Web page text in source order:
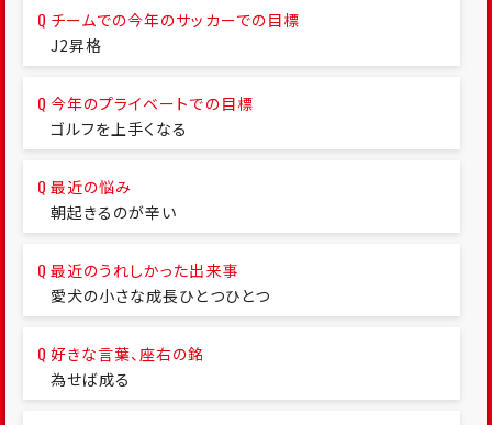
チームでの今年のサッカーでの目標
J2昇格
今年のプライベートでの目標
ゴルフを上手くなる
最近の悩み
朝起きるのが辛い
最近のうれしかった出来事
愛犬の小さな成長ひとつひとつ
好きな言葉、座右の銘
為せば成る